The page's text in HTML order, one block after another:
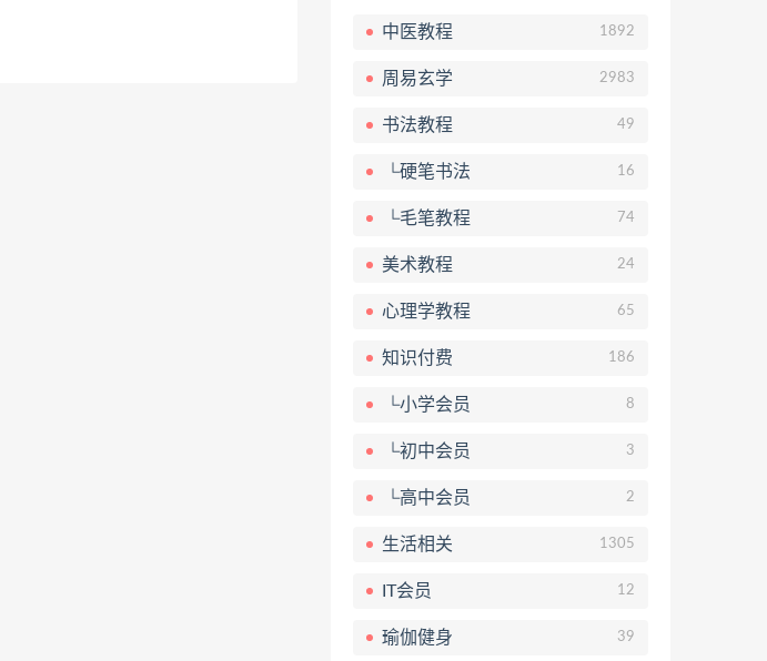
中医教程 1892
周易玄学 2983
书法教程 49
└硬笔书法 16
└毛笔教程 74
美术教程 24
心理学教程 65
知识付费 186
└小学会员 8
└初中会员 3
└高中会员 2
生活相关 1305
IT会员 12
瑜伽健身 39